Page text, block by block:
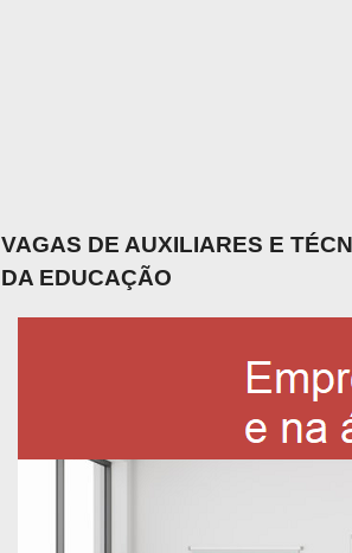
VAGAS DE AUXILIARES E
DA EDUCAÇÃO